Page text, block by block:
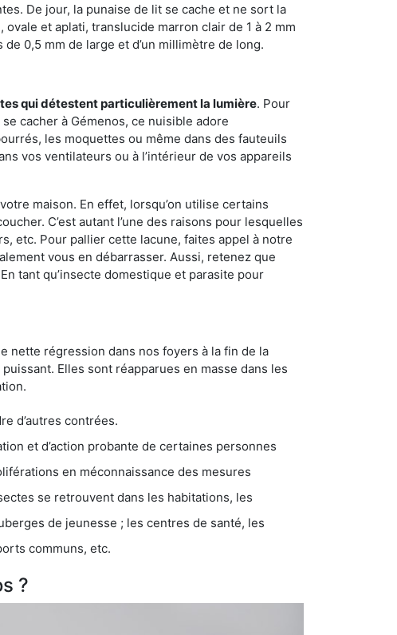
De jour, la punaise de lit se cache et ne sort la
et aplati, translucide marron clair de 1 à 2 mm
0,5 mm de large et d’un millimètre de long.
qui détestent particulièrement la lumière. Pour
cacher à Gémenos, ce nuisible adore
les moquettes ou même dans des fauteuils
vos ventilateurs ou à l’intérieur de vos appareils
maison. En effet, lorsqu’on utilise certains
C’est autant l’une des raisons pour lesquelles
etc. Pour pallier cette lacune, faites appel à notre
vous en débarrasser. Aussi, retenez que
tant qu’insecte domestique et parasite pour
nette régression dans nos foyers à la fin de la
Elles sont réapparues en masse dans les
d’autres contrées.
et d’action probante de certaines personnes
en méconnaissance des mesures
se retrouvent dans les habitations, les
de jeunesse ; les centres de santé, les
communs, etc.
?